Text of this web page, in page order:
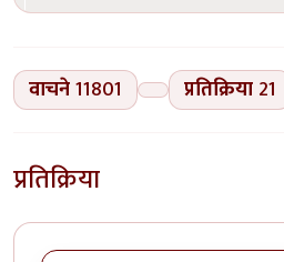
वाचने11801 प्रतिक्रिया 21
प्रतिक्रिया